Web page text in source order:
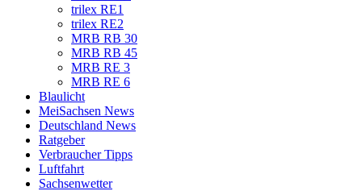
trilex RE1
trilex RE2
MRB RB 30
MRB RB 45
MRB RE 3
MRB RE 6
Blaulicht
MeiSachsen News
Deutschland News
Ratgeber
Verbraucher Tipps
Luftfahrt
Sachsenwetter